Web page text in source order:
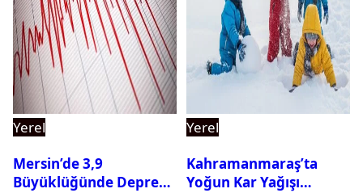
Yerel
Mersin’de 3,9
Büyüklüğünde Deprem
Yerel
Kahramanmaraş’ta
Yoğun Kar Yağışı